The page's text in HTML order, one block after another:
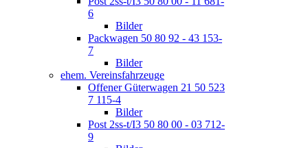
6
Bilder
Packwagen 50 80 92 - 43 153-
7
Bilder
ehem. Vereinsfahrzeuge
Offener Güterwagen 21 50 523
7 115-4
Bilder
Post 2ss-t/I3 50 80 00 - 03 712-
9